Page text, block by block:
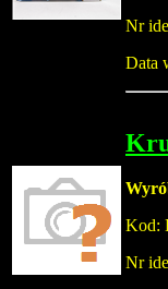
Nr
Data
Kod:
Nr